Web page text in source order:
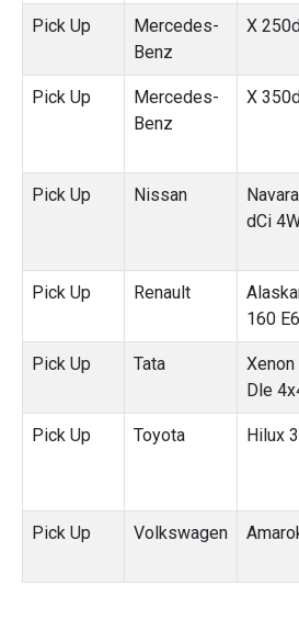
Pick Up
Mercedes-
Benz
X
Pick Up
Mercedes-
Benz
X
Pick Up Nissan
dCi
Pick Up Renault
160
Pick Up Tata
Dle
Pick Up Toyota Hilux
Pick Up Volkswagen